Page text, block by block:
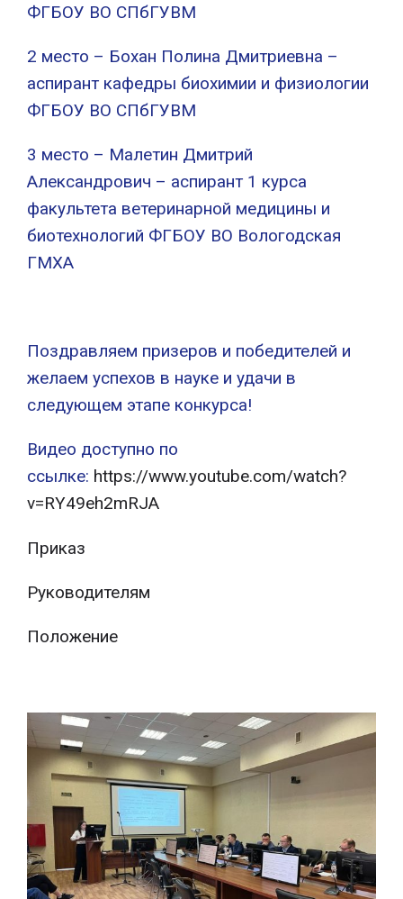
ФГБОУ ВО СПбГУВМ
2 место – Бохан Полина Дмитриевна –
аспирант кафедры биохимии и физиологии
ФГБОУ ВО СПбГУВМ
3 место – Малетин Дмитрий
Александрович – аспирант 1 курса
факультета ветеринарной медицины и
биотехнологий ФГБОУ ВО Вологодская
ГМХА
Поздравляем призеров и победителей и
желаем успехов в науке и удачи в
следующем этапе конкурса!
Видео доступно по
ссылке: https://www.youtube.com/watch?
v=RY49eh2mRJA
Приказ
Руководителям
Положение